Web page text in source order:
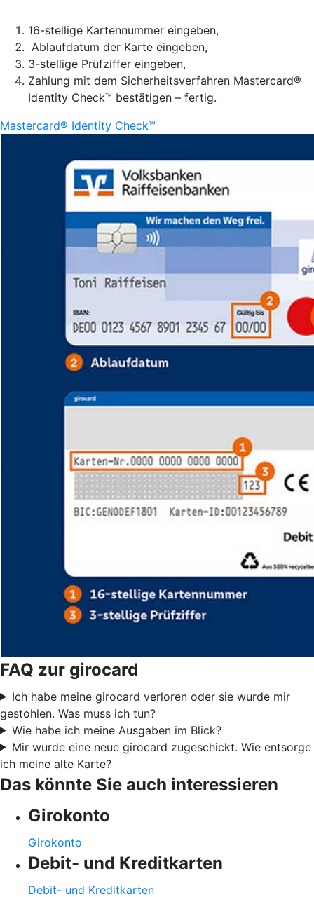
16-stellige Kartennummer eingeben,
Ablaufdatum der Karte eingeben,
3-stellige Prüfziffer eingeben,
Zahlung mit dem Sicherheitsverfahren Mastercard®
Identity Check™ bestätigen – fertig.
Mastercard® Identity Check™
FAQ zur girocard
Ich habe meine girocard verloren oder sie wurde mir
gestohlen. Was muss ich tun?
Wie habe ich meine Ausgaben im Blick?
Mir wurde eine neue girocard zugeschickt. Wie entsorge
ich meine alte Karte?
Das könnte Sie auch interessieren
Girokonto
Girokonto
Debit- und Kreditkarten
Debit- und Kreditkarten